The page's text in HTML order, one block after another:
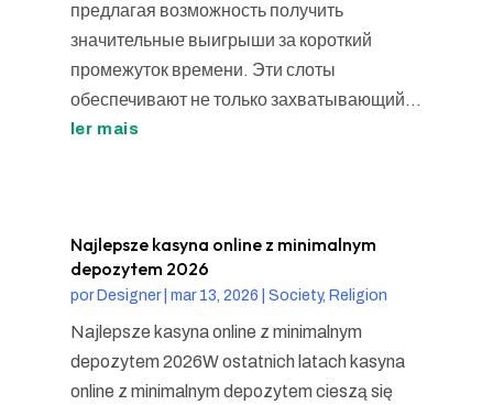
предлагая возможность получить
значительные выигрыши за короткий
промежуток времени. Эти слоты
обеспечивают не только захватывающий...
ler mais
Najlepsze kasyna online z minimalnym
depozytem 2026
porDesigner| mar 13, 2026 Society, Religion
Najlepsze kasyna online z minimalnym
depozytem 2026W ostatnich latach kasyna
online z minimalnym depozytem cieszą się